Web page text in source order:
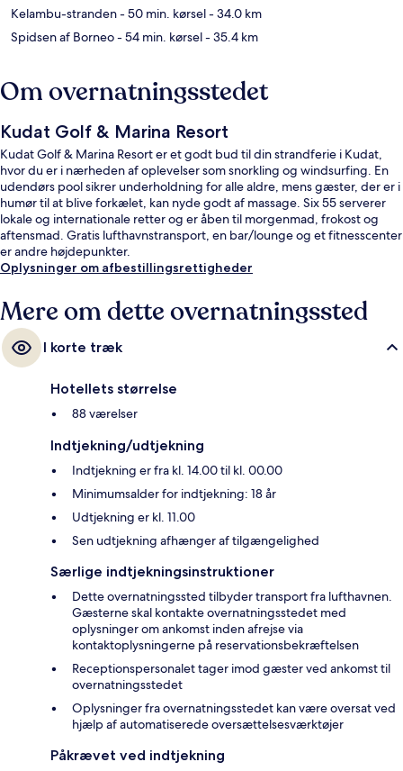
Kelambu-stranden- 50 min. kørsel- 34.0 km
Spidsen af Borneo- 54 min. kørsel- 35.4 km
Om overnatningsstedet
Kudat Golf & Marina Resort
Kudat Golf & Marina Resort er et godt bud til din strandferie i Kudat,
hvor du er i nærheden af oplevelser som snorkling og windsurfing. En
udendørs pool sikrer underholdning for alle aldre, mens gæster, der er i
humør til at blive forkælet, kan nyde godt af massage. Six 55 serverer
lokale og internationale retter og er åben til morgenmad, frokost og
aftensmad. Gratis lufthavnstransport, en bar/lounge og et fitnesscenter
er andre højdepunkter.
Oplysninger om afbestillingsrettigheder
Mere om dette overnatningssted
I korte træk
Hotellets størrelse
88 værelser
Indtjekning/udtjekning
Indtjekning er fra kl. 14.00 til kl. 00.00
Minimumsalder for indtjekning: 18 år
Udtjekning er kl. 11.00
Sen udtjekning afhænger af tilgængelighed
Særlige indtjekningsinstruktioner
Dette overnatningssted tilbyder transport fra lufthavnen.
Gæsterne skal kontakte overnatningsstedet med
oplysninger om ankomst inden afrejse via
kontaktoplysningerne på reservationsbekræftelsen
Receptionspersonalet tager imod gæster ved ankomst til
overnatningsstedet
Oplysninger fra overnatningsstedet kan være oversat ved
hjælp af automatiserede oversættelsesværktøjer
Påkrævet ved indtjekning